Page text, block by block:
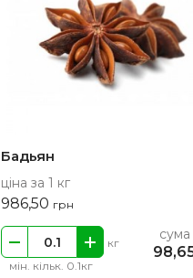
Бадьян
ціна за 1 кг
986,50 грн
мін. кільк. 0.1кг
кг сума